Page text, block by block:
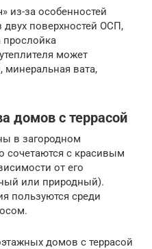
из-за особенностей
двух поверхностей ОСП,
может
минеральная вата,
домов с террасой
в загородном
сочетаются с красивым
от его
или природный).
пользуются среди
домов с террасой